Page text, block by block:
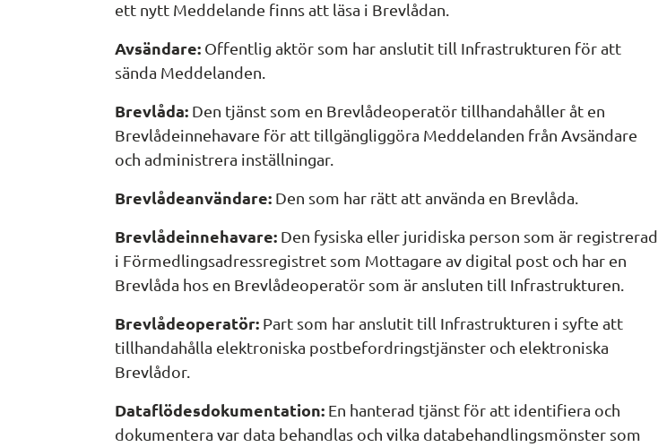
ett nytt Meddelande finns att läsa i Brevlådan.
Avsändare: Offentlig aktör som har anslutit till Infrastrukturen för att
sända Meddelanden.
Brevlåda: Den tjänst som en Brevlådeoperatör tillhandahåller åt en
Brevlådeinnehavare för att tillgängliggöra Meddelanden från Avsändare
och administrera inställningar.
Brevlådeanvändare: Den som har rätt att använda en Brevlåda.
Brevlådeinnehavare: Den fysiska eller juridiska person som är registrerad
i Förmedlingsadressregistret som Mottagare av digital post och har en
Brevlåda hos en Brevlådeoperatör som är ansluten till Infrastrukturen.
Brevlådeoperatör: Part som har anslutit till Infrastrukturen i syfte att
tillhandahålla elektroniska postbefordringstjänster och elektroniska
Brevlådor.
Dataflödesdokumentation: En hanterad tjänst för att identifiera och
dokumentera var data behandlas och vilka databehandlingsmönster som